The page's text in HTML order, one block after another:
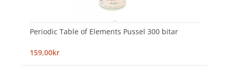
Periodic Table of Elements Pussel 300 bitar
159,00kr